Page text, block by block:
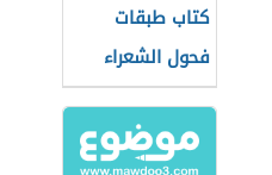
كتاب طبقات
فحول الشعراء